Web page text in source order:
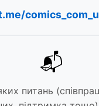
📬
питань